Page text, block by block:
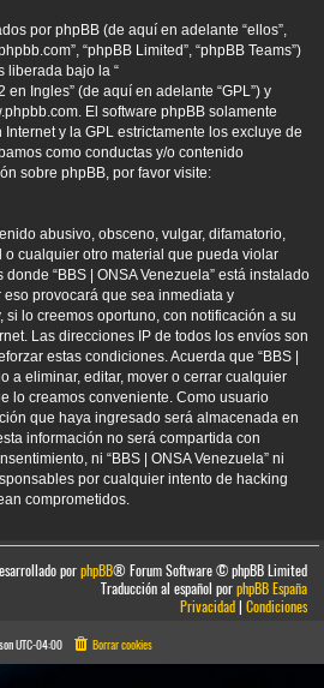
por phpBB (de aquí en adelante “ellos”,
“phpBB Limited”, “phpBB Teams”)
liberada bajo la “
en Ingles” (de aquí en adelante “GPL”) y
. El software phpBB solamente
y la GPL estrictamente los excluye de
como conductas y/o contenido
sobre phpBB, por favor visite:
abusivo, obsceno, vulgar, difamatorio,
cualquier otro material que pueda violar
“BBS | ONSA Venezuela” está instalado
provocará que sea inmediata y
lo creemos oportuno, con notificación a su
Las direcciones IP de todos los envíos son
estas condiciones. Acuerda que “BBS |
a eliminar, editar, mover o cerrar cualquier
lo creamos conveniente. Como usuario
que haya ingresado será almacenada en
información no será compartida con
ni “BBS | ONSA Venezuela” ni
por cualquier intento de hacking
comprometidos.
porphpBB® Forum Software © phpBB Limited
Traducción al español porphpBB España
Privacidad|Condiciones
UTC-04:00 Borrar cookies